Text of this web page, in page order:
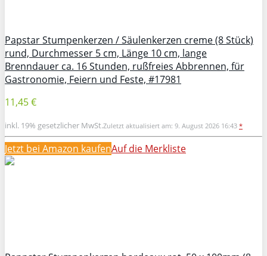
Papstar Stumpenkerzen / Säulenkerzen creme (8 Stück)
rund, Durchmesser 5 cm, Länge 10 cm, lange
Brenndauer ca. 16 Stunden, rußfreies Abbrennen, für
Gastronomie, Feiern und Feste, #17981
11,45 €
inkl. 19% gesetzlicher MwSt.Zuletzt aktualisiert am: 9. August 2026 16:43 *
Jetzt bei Amazon kaufenAuf die Merkliste